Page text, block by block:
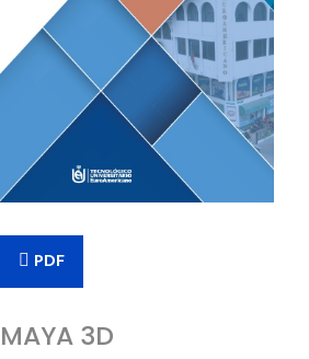
PDF
MAYA 3D